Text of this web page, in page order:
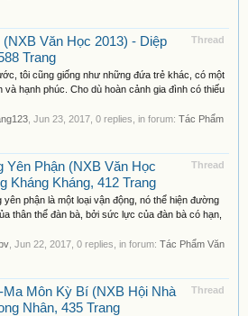
Thread
(NXB Văn Học 2013) - Diệp
Trang
tôi cũng giống như những đứa trẻ khác, có một
và hạnh phúc. Cho dù hoàn cảnh gia đình có thiếu
Jun 23, 2017 , 0 replies, in forum: Tác Phẩm
Thread
Yên Phận (NXB Văn Học
Kháng Kháng, 412 Trang
phận là một loại vận động, nó thể hiện đường
thân thể đàn bà, bởi sức lực của đàn bà có hạn,
Jun 22, 2017 , 0 replies, in forum: Tác Phẩm Văn
Thread
Ma Môn Kỳ Bí (NXB Hội Nhà
Nhân, 435 Trang